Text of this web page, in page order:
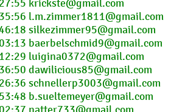
krickste@gmail.com
l.m.zimmer1811@gmail.com
silkezimmer95@gmail.com
baerbelschmid9@gmail.com
luigina0372@gmail.com
dawilicious85@gmail.com
schnellerp3003@gmail.com
b.sueltemeyer@gmail.com